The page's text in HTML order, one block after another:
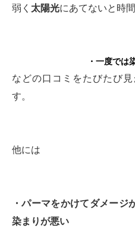
弱く 太陽光にあてないと時
・一度では
などの口コミをたびたび
す。
他には
・パーマをかけてダメージ
染まりが悪い